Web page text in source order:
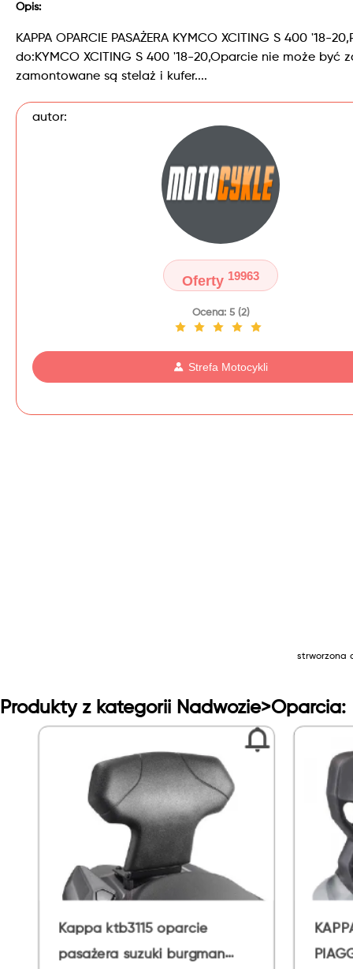
Opis:
KAPPA OPARCIE PASAŻERA KYMCO XCITING S 400 '18-
do:KYMCO XCITING S 400 '18-20,Oparcie nie może być
zamontowane są stelaż i kufer....
autor:
Oferty 19963
Ocena: 5 (2)
Strefa Motocykli
strworzona
Produkty z kategorii Nadwozie>Oparcia:
oparcie
suzuki burgman
KAPPA OPARCIE
PIAGGIO MP3 YOURBA